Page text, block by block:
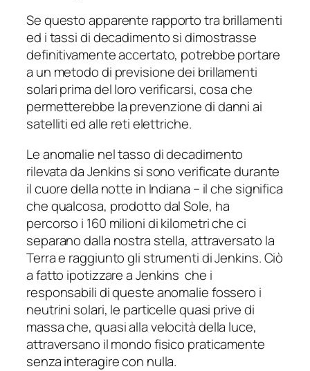
Se questo apparente rapporto tra brillamenti
ed i tassi di decadimento si dimostrasse
definitivamente accertato, potrebbe portare
a un metodo di previsione dei brillamenti
solari prima del loro verificarsi, cosa che
permetterebbe la prevenzione di danni ai
satelliti ed alle reti elettriche.
Le anomalie nel tasso di decadimento
rilevata da Jenkins si sono verificate durante
il cuore della notte in Indiana – il che significa
che qualcosa, prodotto dal Sole, ha
percorso i 160 milioni di kilometri che ci
separano dalla nostra stella, attraversato la
Terra e raggiunto gli strumenti di Jenkins. Ciò
a fatto ipotizzare a Jenkins che i
responsabili di queste anomalie fossero i
neutrini solari, le particelle quasi prive di
massa che, quasi alla velocità della luce,
attraversano il mondo fisico praticamente
senza interagire con nulla.